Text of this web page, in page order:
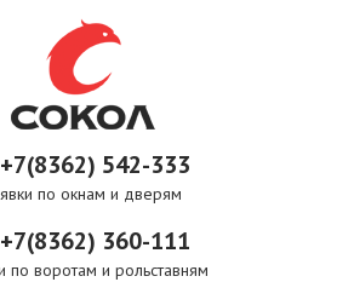
+7(8362) 542-333
по окнам и дверям
+7(8362) 360-111
по воротам и рольставням